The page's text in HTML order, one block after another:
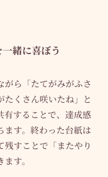
緒に喜ぼう
がら「たてがみがふさ
くさん咲いたね」と
有することで、達成感
ます。終わった台紙は
すことで「またやり
す。